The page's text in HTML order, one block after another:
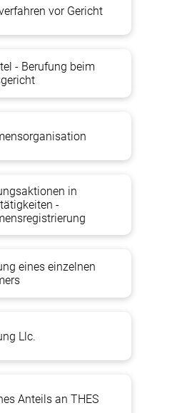
vor Gericht
- Berufung beim
in
-
eines einzelnen
Llc.
Anteils an THES